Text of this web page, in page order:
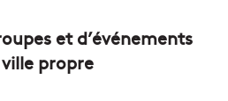
et d’événements
propre